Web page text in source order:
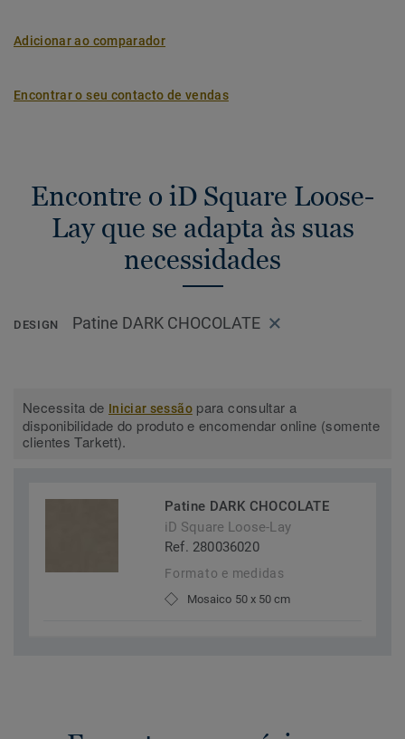
Adicionar ao comparador
Encontrar o seu contacto de vendas
Encontre o iD Square Loose-
Lay que se adapta às suas
necessidades
DESIGN Patine DARK CHOCOLATE
Necessita de Iniciar sessãopara consultar a
disponibilidade do produto e encomendar online (somente
clientes Tarkett).
Patine DARK CHOCOLATE
iD Square Loose-Lay
Ref. 280036020
Formato e medidas
Mosaico 50 x 50 cm